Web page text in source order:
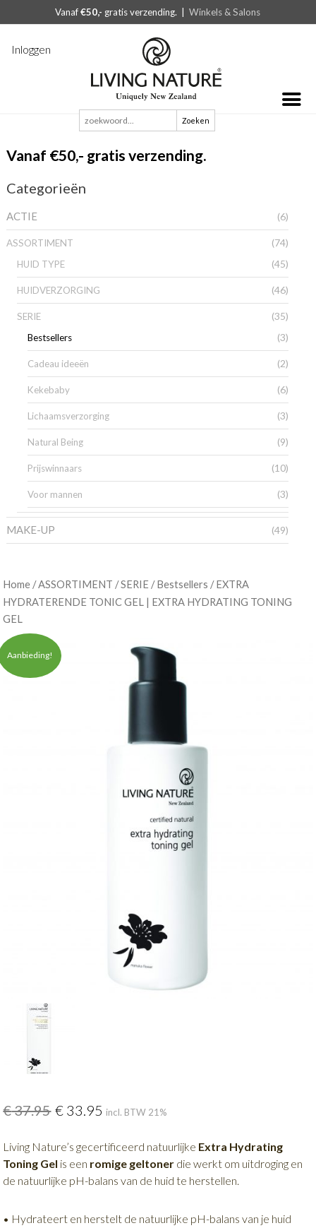
Vanaf€50,- gratis verzending. |Winkels & Salons
Inloggen
Zoeken
naar:
Vanaf €50,- gratis verzending.
Categorieën
ACTIE (6)
ASSORTIMENT (74)
HUID TYPE (45)
HUIDVERZORGING (46)
SERIE (35)
Bestsellers (3)
Cadeau ideeën (2)
Kekebaby (6)
Lichaamsverzorging (3)
Natural Being (9)
Prijswinnaars (10)
Voor mannen (3)
MAKE-UP (49)
Home /ASSORTIMENT /SERIE /Bestsellers / EXTRA
HYDRATERENDE TONIC GEL | EXTRA HYDRATING TONING
GEL
Aanbieding!
€37.95 € 33.95 incl. BTW 21%
Living Nature’s gecertificeerd natuurlijke Extra Hydrating
Toning Gel is een romige geltoner die werkt om uitdroging en
de natuurlijke pH-balans van de huid te herstellen.
• Hydrateert en herstelt de natuurlijke pH-balans van je huid